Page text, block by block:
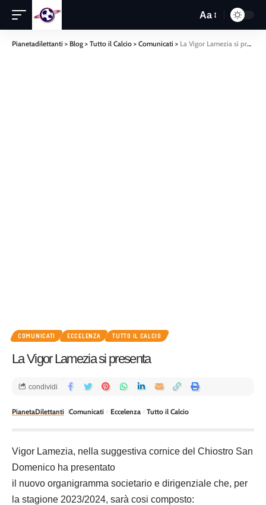
Aa
Pianetadilettanti > Blog > Tutto il Calcio > Comunicati > La Vigor Lamezia si presenta
COMUNICATI ECCELENZA TUTTO IL CALCIO
La Vigor Lamezia si presenta
PianetaDilettanti Comunicati Eccelenza Tutto il Calcio
condividi
Vigor Lamezia, nella suggestiva cornice del Chiostro San
Domenico ha presentato
il nuovo organigramma societario e dirigenziale che, per
la stagione 2023/2024, sarà cosi composto: